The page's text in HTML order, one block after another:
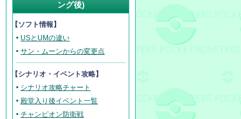
ング後)
【ソフト情報】
USとUMの違い
サン・ムーンからの変更点
【シナリオ・イベント攻略】
シナリオ攻略チャート
殿堂入り後イベント一覧
チャンピオン防衛戦